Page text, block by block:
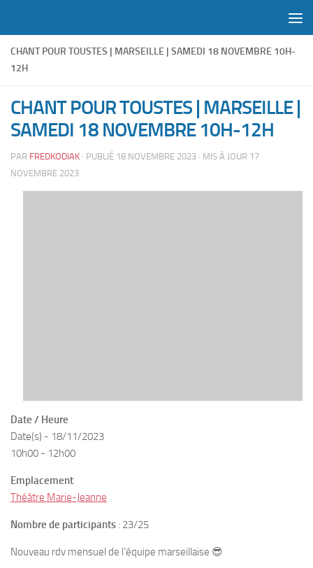
CHANT POUR TOUSTES | MARSEILLE | SAMEDI 18 NOVEMBRE 10H-
12H
CHANT POUR TOUSTES | MARSEILLE |
SAMEDI 18 NOVEMBRE 10H-12H
PAR FREDKODIAK · PUBLIÉ 18 NOVEMBRE 2023 · MIS À JOUR 17
NOVEMBRE 2023
Date / Heure
Date(s) - 18/11/2023
10h00 - 12h00
Emplacement
Théâtre Marie-Jeanne
Nombre de participants : 23/25
Nouveau rdv mensuel de l’équipe marseillaise 😎